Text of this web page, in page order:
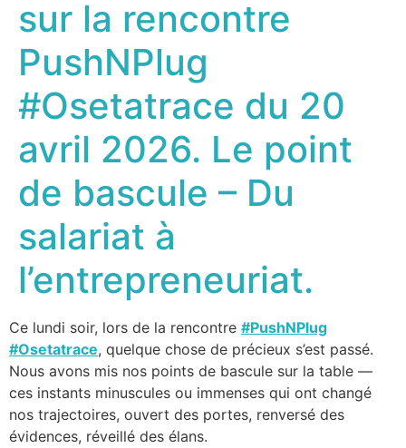
sur la rencontre
PushNPlug
#Osetatrace du 20
avril 2026. Le point
de bascule – Du
salariat à
l’entrepreneuriat.
Ce lundi soir, lors de la rencontre #PushNPlug
#Osetatrace, quelque chose de précieux s’est passé.
Nous avons mis nos points de bascule sur la table —
ces instants minuscules ou immenses qui ont changé
nos trajectoires, ouvert des portes, renversé des
évidences, réveillé des élans.